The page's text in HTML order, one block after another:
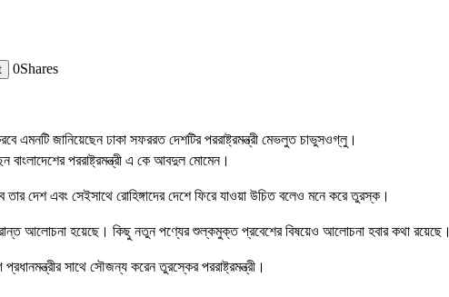
0Shares
এমনটি জানিয়েছেন ঢাকা সফররত দেশটির পররাষ্ট্রমন্ত্রী মেভলুত চাভুসওগ্লু।
বাংলাদেশের পররাষ্ট্রমন্ত্রী এ কে আবদুল মোমেন।
তার দেশ এবং সেইসাথে রোহিঙ্গাদের দেশে ফিরে যাওয়া উচিত বলেও মনে করে তুরস্ক।
আলোচনা হয়েছে। কিছু নতুন পণ্যের শুল্কমুক্ত প্রবেশের বিষয়েও আলোচনা হবার কথা রয়েছে।
সাথে সৌজন্য করেন তুরস্কের পররাষ্ট্রমন্ত্রী।